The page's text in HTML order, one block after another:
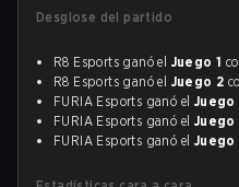
Desglose del partido
R8 Esports ganó el Juego 1
R8 Esports ganó el Juego 2
FURIA Esports ganó el Juego
FURIA Esports ganó el Juego
FURIA Esports ganó el Juego